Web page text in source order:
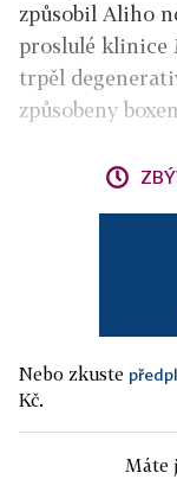
způsobil Aliho
proslulé klinice
trpěl
způsobeny
Nebo zkuste
Kč.
Máte